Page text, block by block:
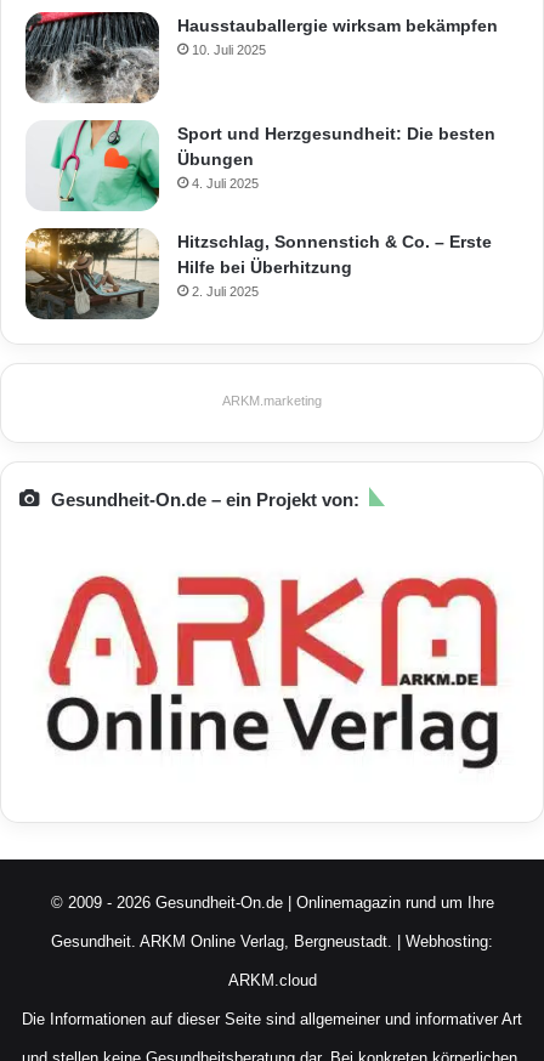
Hausstauballergie wirksam bekämpfen
10. Juli 2025
Sport und Herzgesundheit: Die besten
Übungen
4. Juli 2025
Hitzschlag, Sonnenstich & Co. – Erste
Hilfe bei Überhitzung
2. Juli 2025
ARKM.marketing
Gesundheit-On.de – ein Projekt von:
© 2009 - 2026 Gesundheit-On.de | Onlinemagazin rund um Ihre
Gesundheit. ARKM Online Verlag, Bergneustadt. | Webhosting:
ARKM.cloud
Die Informationen auf dieser Seite sind allgemeiner und informativer Art